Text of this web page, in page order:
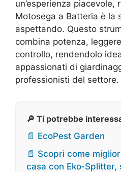
un’esperienza piacevole,
Motosega a Batteria è la
aspettando. Questo
combina potenza,
controllo, rendendolo
appassionati di
professionisti del settore.
🔎 Ti potrebbe
📄 EcoPest Garden
📄 Scopri come
casa con Eko‑Splitter,